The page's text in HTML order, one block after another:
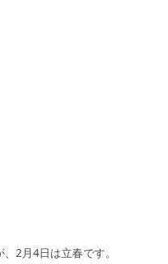
2月4日は立春です。